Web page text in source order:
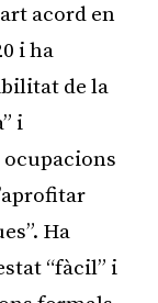
acord en
i ha
de la
i
Ha
“fàcil” i